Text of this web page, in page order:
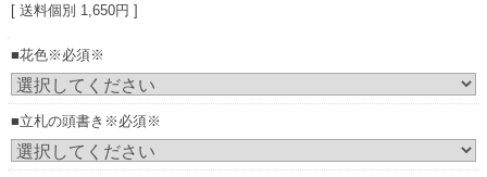
[ 送料個別 1,650円 ]
■花色※必須※
■立札の頭書き※必須※